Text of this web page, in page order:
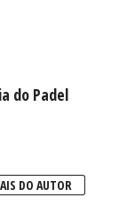
do Padel
DO AUTOR